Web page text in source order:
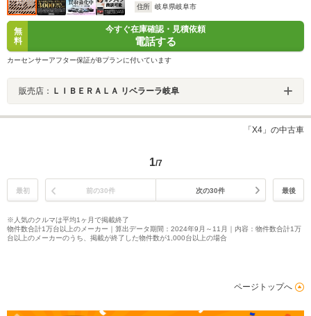
住所
岐阜県岐阜市
無
料
今すぐ在庫確認・見積依頼
電話する
カーセンサーアフター保証がBプランに付いています
販売店： ＬＩＢＥＲＡＬＡ リベラーラ岐阜
「X4」の中古車
1/7
最初 前の30件 次の30件 最後
※人気のクルマは平均1ヶ月で掲載終了
物件数合計1万台以上のメーカー｜算出データ期間：2024年9月～11月｜内容：物件数合計1万
台以上のメーカーのうち、掲載が終了した物件数が1,000台以上の場合
ページトップへ